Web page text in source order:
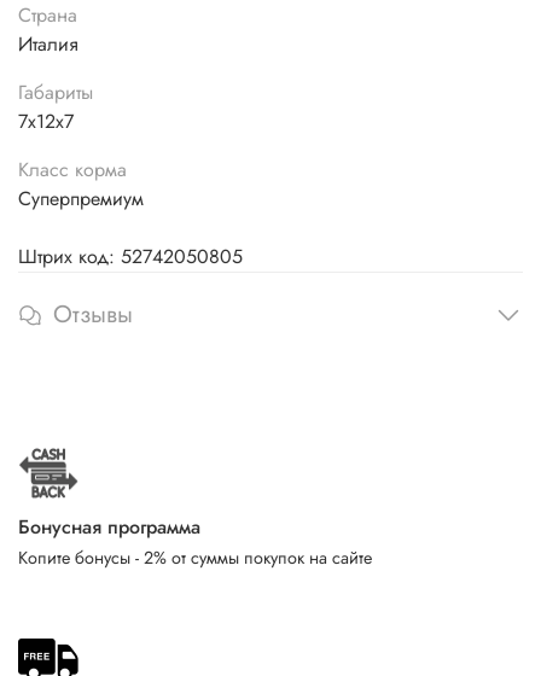
Страна
Италия
Габариты
7х12х7
Класс корма
Суперпремиум
Штрих код: 52742050805
Отзывы
Бонусная программа
Копите бонусы - 2% от суммы покупок на сайте